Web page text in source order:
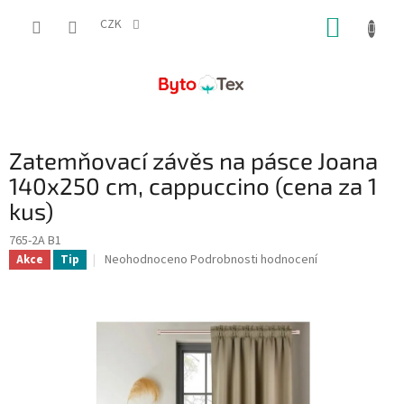
CZK
Zatemňovací závěs na pásce Joana
140x250 cm, cappuccino (cena za 1
kus)
765-2A B1
Akce Tip
Průměrné
0,0
hvězdiček.
Neohodnoceno Podrobnosti hodnocení